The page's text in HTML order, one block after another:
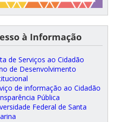
à Informação
de Serviços ao Cidadão
de Desenvolvimento
de informação ao Cidadão
Pública
Federal de Santa